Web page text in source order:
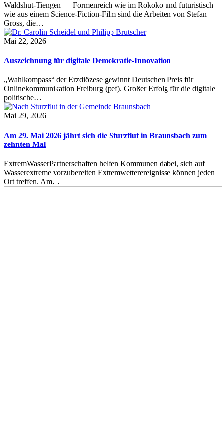
Waldshut-Tiengen — Formenreich wie im Rokoko und futuristisch
wie aus einem Science-Fiction-Film sind die Arbeiten von Stefan
Gross, die…
Mai 22, 2026
Auszeichnung für digitale Demokratie-Innovation
„Wahlkompass“ der Erzdiözese gewinnt Deutschen Preis für
Onlinekommunikation Freiburg (pef). Großer Erfolg für die digitale
politische…
Mai 29, 2026
Am 29. Mai 2026 jährt sich die Sturzflut in Braunsbach zum
zehnten Mal
ExtremWasserPartnerschaften helfen Kommunen dabei, sich auf
Wasserextreme vorzubereiten Extremwetterereignisse können jeden
Ort treffen. Am…